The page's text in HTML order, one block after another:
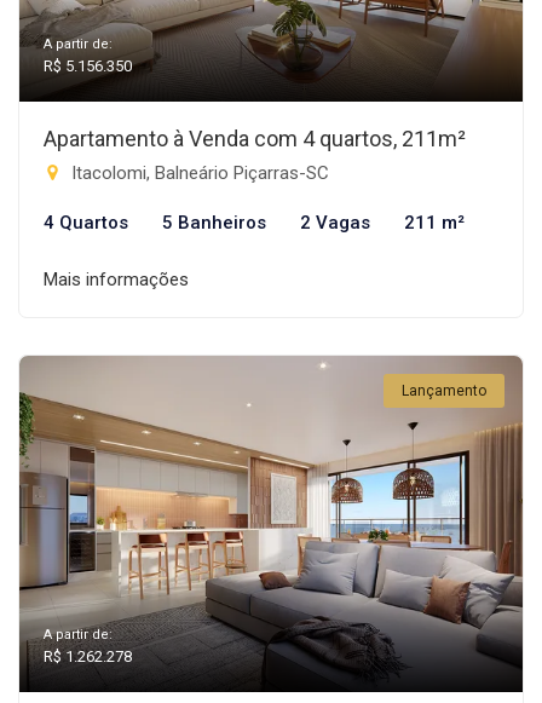
A partir de:
R$ 5.156.350
Apartamento à Venda com 4 quartos, 211m²
Itacolomi, Balneário Piçarras-SC
4 Quartos 5 Banheiros 2 Vagas 211 m²
Mais informações
Lançamento
A partir de:
R$ 1.262.278